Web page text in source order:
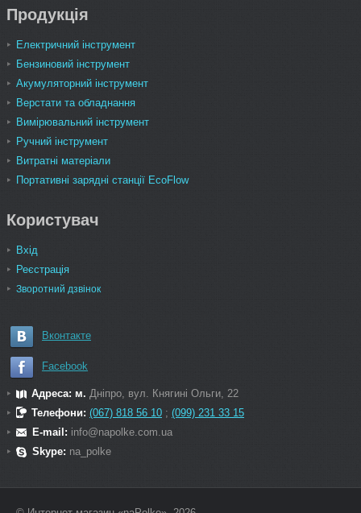
Продукція
Електричний інструмент
Бензиновий інструмент
Акумуляторний інструмент
Верстати та обладнання
Вимірювальний інструмент
Ручний інструмент
Витратні матеріали
Портативні зарядні станції EcoFlow
Користувач
Вхід
Реєстрація
Зворотний дзвінок
Вконтакте
Facebook
Адреса: м. Дніпро, вул. Княгині Ольги, 22
Телефони: (067) 818 56 10 ; (099) 231 33 15
E-mail: info@napolke.com.ua
Skype: na_polke